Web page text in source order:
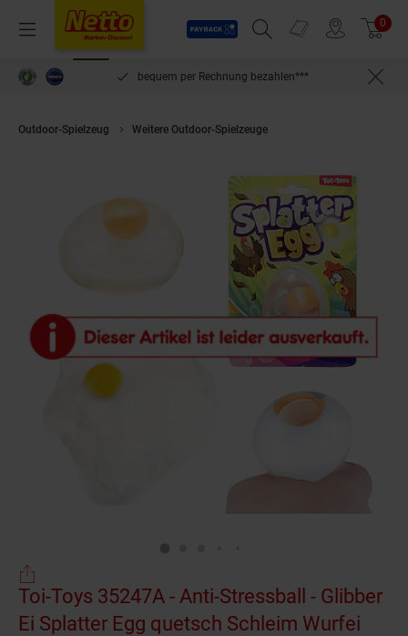
Menü
Payback
Suchfeld einblenden
Prospekte 0
bequem per Rechnung bezahlen***
Outdoor-Spielzeug Weitere Outdoor-Spielzeuge
Toi-Toys 35247A - Anti-Stressball - Glibber
Ei Splatter Egg quetsch Schleim Wurfei